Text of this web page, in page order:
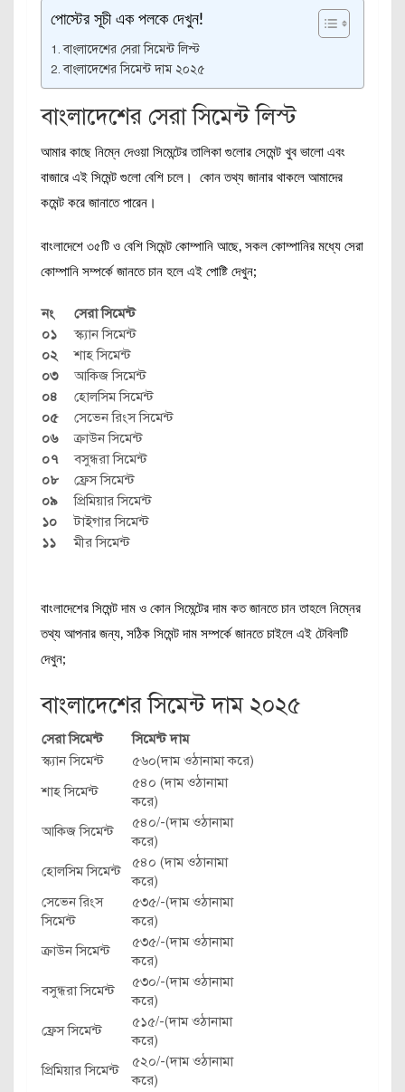
পোস্টের সূচী এক পলকে দেখুন!
বাংলাদেশের সেরা সিমেন্ট লিস্ট
বাংলাদেশের সিমেন্ট দাম ২০২৫
বাংলাদেশের সেরা সিমেন্ট লিস্ট
আমার কাছে নিম্নে দেওয়া সিমেন্টের তালিকা গুলোর সেমেন্ট খুব ভালো এবং
বাজারে এই সিমেন্ট গুলো বেশি চলে। কোন তথ্য জানার থাকলে আমাদের
কমেন্ট করে জানাতে পারেন।
বাংলাদেশে ৩৫টি ও বেশি সিমেন্ট কোম্পানি আছে, সকল কোম্পানির মধ্যে সেরা
কোম্পানি সম্পর্কে জানতে চান হলে এই পোষ্টি দেখুন;
নং
সেরা সিমেন্ট
০১
স্ক্যান সিমেন্ট
০২
শাহ সিমেন্ট
০৩
আকিজ সিমেন্ট
০৪
হোলসিম সিমেন্ট
০৫
সেভেন রিংস সিমেন্ট
০৬
ক্রাউন সিমেন্ট
০৭
বসুন্ধরা সিমেন্ট
০৮
ফ্রেস সিমেন্ট
০৯
প্রিমিয়ার সিমেন্ট
১০
টাইগার সিমেন্ট
১১
মীর সিমেন্ট
বাংলাদেশের সিমেন্ট দাম ও কোন সিমেন্টের দাম কত জানতে চান তাহলে নিম্নের
তথ্য আপনার জন্য, সঠিক সিমেন্ট দাম সম্পর্কে জানতে চাইলে এই টেবিলটি
দেখুন;
বাংলাদেশের সিমেন্ট দাম ২০২৫
সেরা সিমেন্ট
সিমেন্ট দাম
স্ক্যান সিমেন্ট
৫৬০(দাম ওঠানামা করে)
শাহ সিমেন্ট
৫৪০ (দাম ওঠানামা
করে)
আকিজ সিমেন্ট
৫৪০/-(দাম ওঠানামা
করে)
হোলসিম সিমেন্ট
৫৪০ (দাম ওঠানামা
করে)
সেভেন রিংস
সিমেন্ট
৫৩৫/-(দাম ওঠানামা
করে)
ক্রাউন সিমেন্ট
৫৩৫/-(দাম ওঠানামা
করে)
বসুন্ধরা সিমেন্ট
৫৩০/-(দাম ওঠানামা
করে)
ফ্রেস সিমেন্ট
৫১৫/-(দাম ওঠানামা
করে)
প্রিমিয়ার সিমেন্ট
৫২০/-(দাম ওঠানামা
করে)